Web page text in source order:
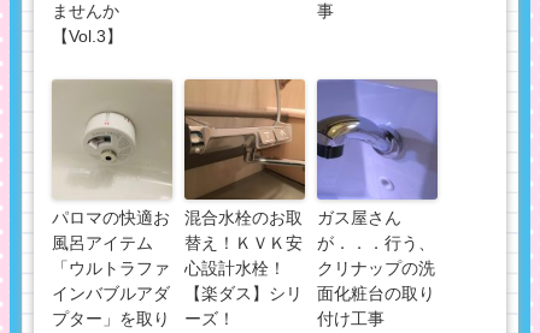
ませんか
【Vol.3】
事
パロマの快適お
風呂アイテム
「ウルトラファ
インバブルアダ
プター」を取り
混合水栓のお取
替え！ＫＶＫ安
心設計水栓！
【楽ダス】シリ
ーズ！
ガス屋さん
が．．．行う、
クリナップの洗
面化粧台の取り
付け工事